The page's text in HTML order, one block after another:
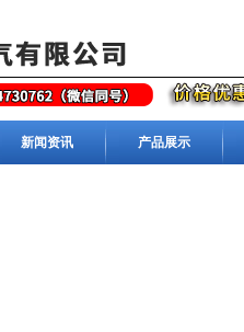
新闻资讯 产品展示